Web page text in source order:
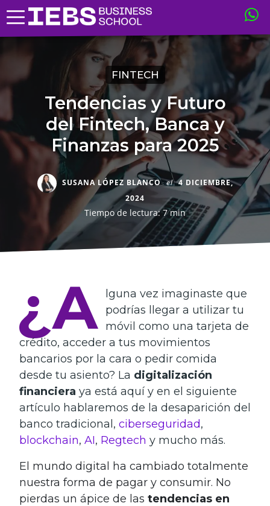
FINTECH
Tendencias y Futuro
del Fintech, Banca y
Finanzas para 2025
SUSANA LÓPEZ BLANCO el 4 DICIEMBRE,
2024
Tiempo de lectura: 7 min
¿A
lguna vez imaginaste que
podrías llegar a utilizar tu
móvil como una tarjeta de
crédito, acceder a tus movimientos
bancarios por la cara o pedir comida
desde tu asiento? La digitalización
financiera ya está aquí y en el siguiente
artículo hablaremos de la desaparición del
banco tradicional, ciberseguridad,
blockchain, AI, Regtech y mucho más.
El mundo digital ha cambiado totalmente
nuestra forma de pagar y consumir. No
pierdas un ápice de las tendencias en